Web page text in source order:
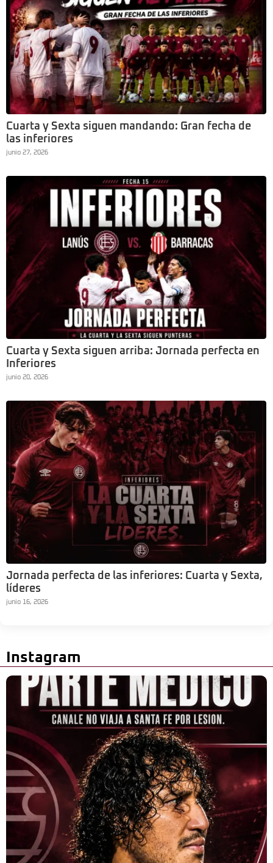
Cuarta y Sexta siguen mandando: Gran fecha de
las inferiores
junio 27, 2026
Cuarta y Sexta siguen arriba: Jornada perfecta en
Inferiores
junio 20, 2026
Jornada perfecta de las inferiores: Cuarta y Sexta,
líderes
junio 16, 2026
Instagram